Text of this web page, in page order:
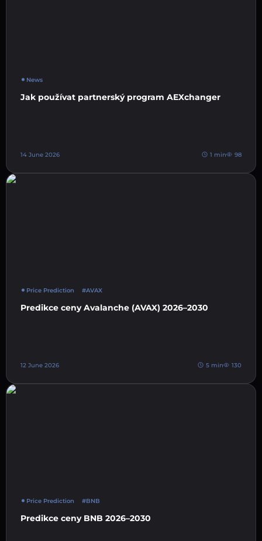
News
Jak používat partnerský program AEXchanger
14 June 2026 1 min 98
Price Prediction #AVAX
Predikce ceny Avalanche (AVAX) 2026–2030
12 June 2026 5 min 130
Price Prediction #BNB
Predikce ceny BNB 2026–2030